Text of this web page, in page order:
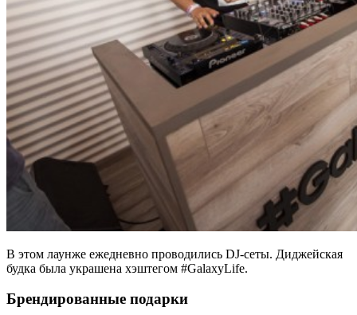
В этом лаунже ежедневно проводились DJ-сеты. Диджейская
будка была украшена хэштегом #GalaxyLife.
Брендированные подарки